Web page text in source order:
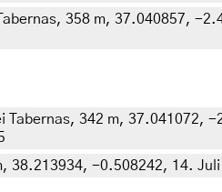
358 m, 37.040857, -
Tabernas, 342 m,
38.213934, -0.508242, 14.